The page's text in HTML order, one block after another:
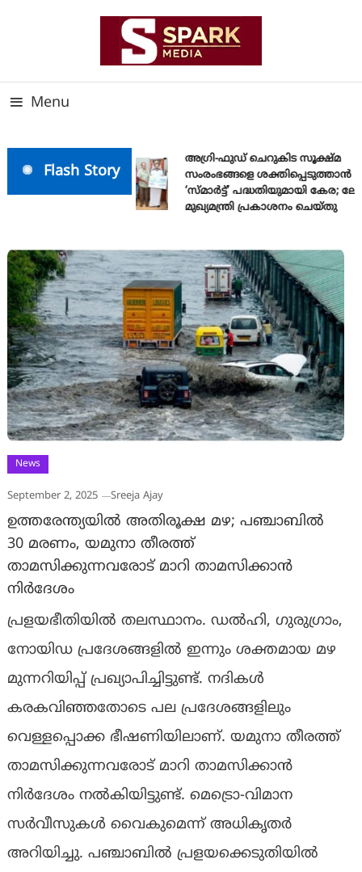
Menu
Flash Story
അഗ്രി-ഫുഡ് ചെറുകിട സൂക്ഷ്മ
സംരംഭങ്ങളെ ശക്തിപ്പെടുത്താന്‍
‘സ്മാര്‍ട്ട്’ പദ്ധതിയുമായി കേര;
മുഖ്യമന്ത്രി പ്രകാശനം ചെയ്തു
News
September 2, 2025 Sreeja Ajay
ഉത്തരേന്ത്യയിൽ അതിരൂക്ഷ മഴ; പഞ്ചാബിൽ
30 മരണം, യമുനാ തീരത്ത്
താമസിക്കുന്നവരോട് മാറി താമസിക്കാൻ
നിർദേശം
പ്രളയഭീതിയിൽ തലസ്ഥാനം. ഡൽഹി, ഗുരുഗ്രാം,
നോയിഡ പ്രദേശങ്ങളിൽ ഇന്നും ശക്തമായ മഴ
മുന്നറിയിപ്പ് പ്രഖ്യാപിച്ചിട്ടുണ്ട്. നദികൾ
കരകവിഞ്ഞതോടെ പല പ്രദേശങ്ങളിലും
വെള്ളപ്പൊക്ക ഭീഷണിയിലാണ്. യമുനാ തീരത്ത്
താമസിക്കുന്നവരോട് മാറി താമസിക്കാൻ
നിർദേശം നൽകിയിട്ടുണ്ട്. മെട്രൊ-വിമാന
സർവീസുകൾ വൈകുമെന്ന് അധികൃതർ
അറിയിച്ചു. പഞ്ചാബിൽ പ്രളയക്കെടുതിയിൽ